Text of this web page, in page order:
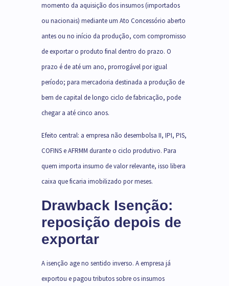
momento da aquisição dos insumos (importados
ou nacionais) mediante um Ato Concessório aberto
antes ou no início da produção, com compromisso
de exportar o produto final dentro do prazo. O
prazo é de até um ano, prorrogável por igual
período; para mercadoria destinada a produção de
bem de capital de longo ciclo de fabricação, pode
chegar a até cinco anos.
Efeito central: a empresa não desembolsa II, IPI, PIS,
COFINS e AFRMM durante o ciclo produtivo. Para
quem importa insumo de valor relevante, isso libera
caixa que ficaria imobilizado por meses.
Drawback Isenção:
reposição depois de
exportar
A isenção age no sentido inverso. A empresa já
exportou e pagou tributos sobre os insumos